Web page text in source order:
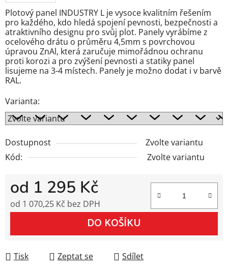
Plotový panel INDUSTRY L je vysoce kvalitním řešením
pro každého, kdo hledá spojení pevnosti, bezpečnosti a
atraktivního designu pro svůj plot. Panely vyrábíme z
ocelového drátu o průměru 4,5mm s povrchovou
úpravou ZnAl, která zaručuje mimořádnou ochranu
proti korozi a pro zvýšení pevnosti a statiky panel
lisujeme na 3-4 místech. Panely je možno dodat i v barvě
RAL.
Varianta:
Dostupnost
Zvolte variantu
Kód:
Zvolte variantu
od 1 295 Kč
od 1 070,25 Kč bez DPH
DO KOŠÍKU
Tisk Zeptat se Sdílet